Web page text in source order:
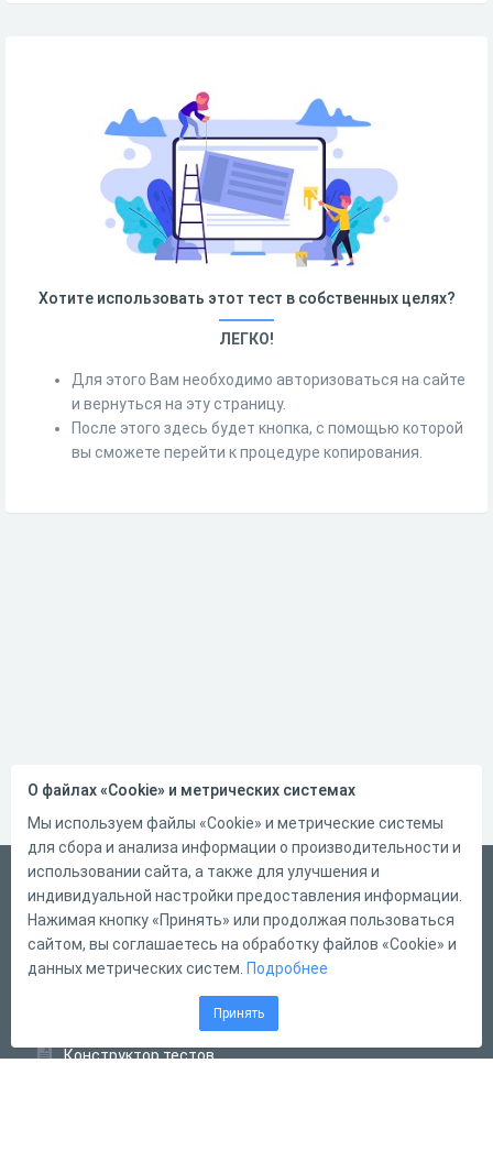
Хотите использовать этот тест в собственных целях?
ЛЕГКО!
Для этого Вам необходимо авторизоваться на сайте
и вернуться на эту страницу.
После этого здесь будет кнопка, с помощью которой
вы сможете перейти к процедуре копирования.
Русский
Справка
Форма обратной связи
Конструктор тестов
О файлах «Cookie» и метрических системах
Мы используем файлы «Cookie» и метрические системы
для сбора и анализа информации о производительности и
использовании сайта, а также для улучшения и
индивидуальной настройки предоставления информации.
Нажимая кнопку «Принять» или продолжая пользоваться
сайтом, вы соглашаетесь на обработку файлов «Cookie» и
данных метрических систем. Подробнее
Принять